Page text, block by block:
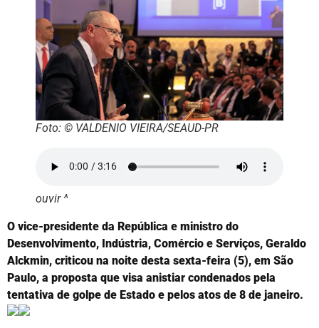
Foto: © VALDENIO VIEIRA/SEAUD-PR
ouvir ^
O vice-presidente da República e ministro do
Desenvolvimento, Indústria, Comércio e Serviços, Geraldo
Alckmin, criticou na noite desta sexta-feira (5), em São
Paulo, a proposta que visa anistiar condenados pela
tentativa de golpe de Estado e pelos atos de 8 de janeiro.